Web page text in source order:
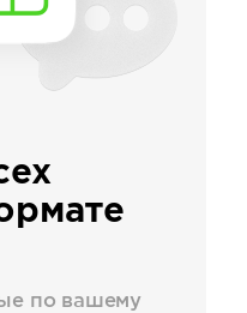
по вашему